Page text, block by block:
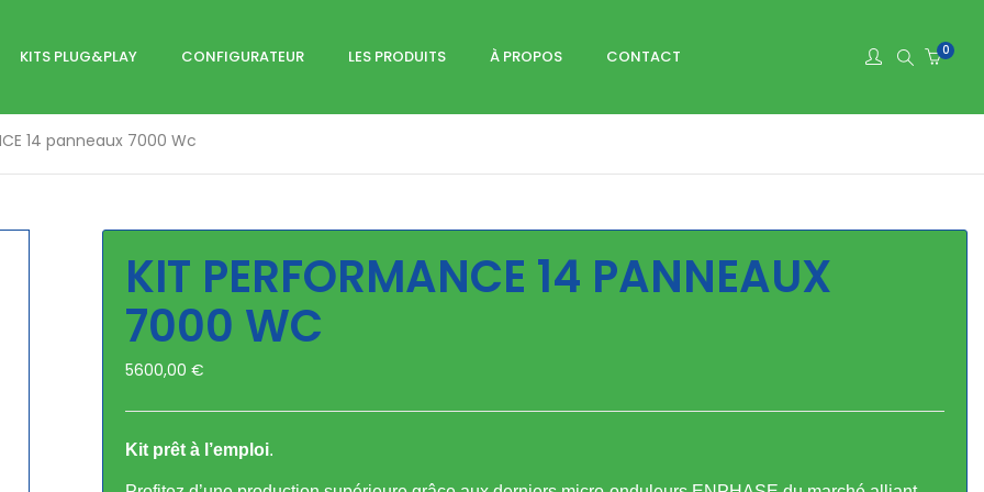
INSTALLATION TRIPHASÉE
GAMME PERFORMANCE
KITS PLUG&PLAY CONFIGURATEUR LES PRODUITS
SYSTÈME DE POSE
SOL & TOIT PLAT
BAC ACIER
ACCESSOIRES
À PROPOS CONTACT 0
14 panneaux 7000 Wc
KIT PERFORMANCE 14 PANNEAUX
7000 WC
5600,00 €
Kit prêt à l’emploi.